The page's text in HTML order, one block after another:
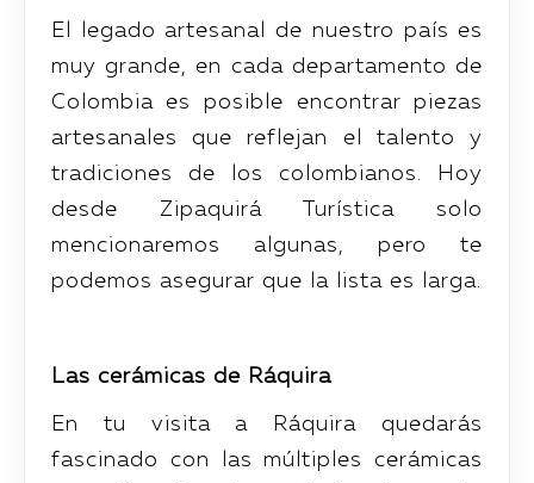
El legado artesanal de nuestro país es
muy grande, en cada departamento de
Colombia es posible encontrar piezas
artesanales que reflejan el talento y
tradiciones de los colombianos. Hoy
desde Zipaquirá Turística solo
mencionaremos algunas, pero te
podemos asegurar que la lista es larga.
Las cerámicas de Ráquira
En tu visita a Ráquira quedarás
fascinado con las múltiples cerámicas